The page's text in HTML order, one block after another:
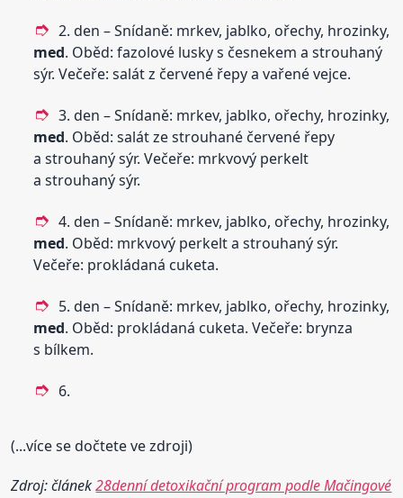
2. den – Snídaně: mrkev, jablko, ořechy, hrozinky,
med. Oběd: fazolové lusky s česnekem a strouhaný
sýr. Večeře: salát z červené řepy a vařené vejce.
3. den – Snídaně: mrkev, jablko, ořechy, hrozinky,
med. Oběd: salát ze strouhané červené řepy
a strouhaný sýr. Večeře: mrkvový perkelt
a strouhaný sýr.
4. den – Snídaně: mrkev, jablko, ořechy, hrozinky,
med. Oběd: mrkvový perkelt a strouhaný sýr.
Večeře: prokládaná cuketa.
5. den – Snídaně: mrkev, jablko, ořechy, hrozinky,
med. Oběd: prokládaná cuketa. Večeře: brynza
s bílkem.
6.
(...více se dočtete ve zdroji)
Zdroj: článek28denní detoxikační program podle Mačingové